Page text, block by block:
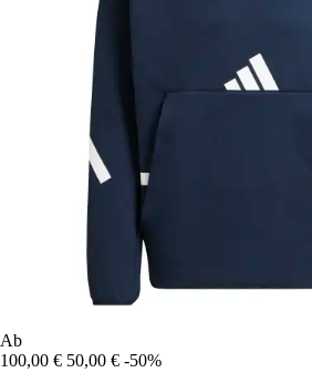
Ab
100,00 € 50,00 € -50%